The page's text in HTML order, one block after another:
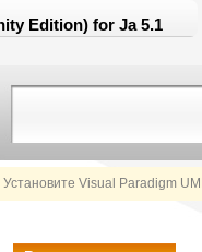
Edition) for Ja 5.1
Установите Visual Paradigm